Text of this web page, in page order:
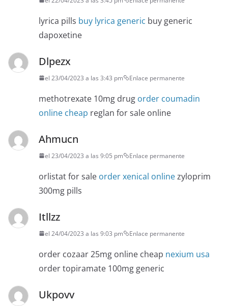
lyrica pills buy lyrica generic buy generic
dapoxetine
Dlpezx
el 23/04/2023 a las 3:43 pm Enlace permanente
methotrexate 10mg drug order coumadin
online cheap reglan for sale online
Ahmucn
el 23/04/2023 a las 9:05 pm Enlace permanente
orlistat for sale order xenical onlinezyloprim
300mg pills
Itllzz
el 24/04/2023 a las 9:03 pm Enlace permanente
order cozaar 25mg online cheap nexium usa
order topiramate 100mg generic
Ukpovv